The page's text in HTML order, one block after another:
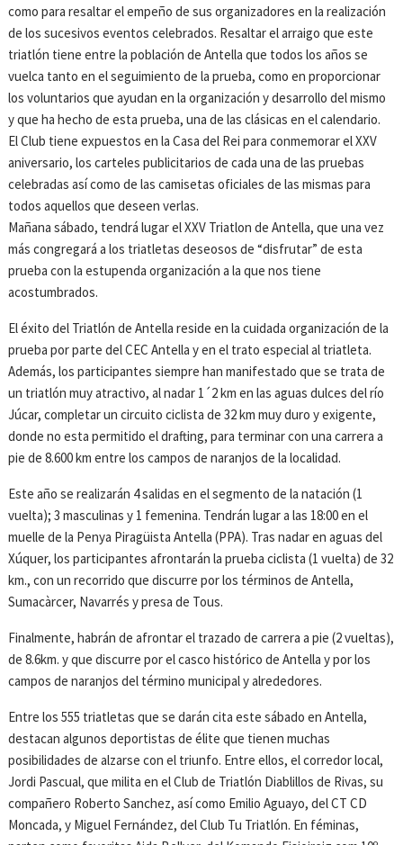
como para resaltar el empeño de sus organizadores en la realización
de los sucesivos eventos celebrados. Resaltar el arraigo que este
triatlón tiene entre la población de Antella que todos los años se
vuelca tanto en el seguimiento de la prueba, como en proporcionar
los voluntarios que ayudan en la organización y desarrollo del mismo
y que ha hecho de esta prueba, una de las clásicas en el calendario.
El Club tiene expuestos en la Casa del Rei para conmemorar el XXV
aniversario, los carteles publicitarios de cada una de las pruebas
celebradas así como de las camisetas oficiales de las mismas para
todos aquellos que deseen verlas.
Mañana sábado, tendrá lugar el XXV Triatlon de Antella, que una vez
más congregará a los triatletas deseosos de “disfrutar” de esta
prueba con la estupenda organización a la que nos tiene
acostumbrados.
El éxito del Triatlón de Antella reside en la cuidada organización de la
prueba por parte del CEC Antella y en el trato especial al triatleta.
Además, los participantes siempre han manifestado que se trata de
un triatlón muy atractivo, al nadar 1´2 km en las aguas dulces del río
Júcar, completar un circuito ciclista de 32 km muy duro y exigente,
donde no esta permitido el drafting, para terminar con una carrera a
pie de 8.600 km entre los campos de naranjos de la localidad.
Este año se realizarán 4 salidas en el segmento de la natación (1
vuelta); 3 masculinas y 1 femenina. Tendrán lugar a las 18:00 en el
muelle de la Penya Piragüista Antella (PPA). Tras nadar en aguas del
Xúquer, los participantes afrontarán la prueba ciclista (1 vuelta) de 32
km., con un recorrido que discurre por los términos de Antella,
Sumacàrcer, Navarrés y presa de Tous.
Finalmente, habrán de afrontar el trazado de carrera a pie (2 vueltas),
de 8.6km. y que discurre por el casco histórico de Antella y por los
campos de naranjos del término municipal y alrededores.
Entre los 555 triatletas que se darán cita este sábado en Antella,
destacan algunos deportistas de élite que tienen muchas
posibilidades de alzarse con el triunfo. Entre ellos, el corredor local,
Jordi Pascual, que milita en el Club de Triatlón Diablillos de Rivas, su
compañero Roberto Sanchez, así como Emilio Aguayo, del CT CD
Moncada, y Miguel Fernández, del Club Tu Triatlón. En féminas,